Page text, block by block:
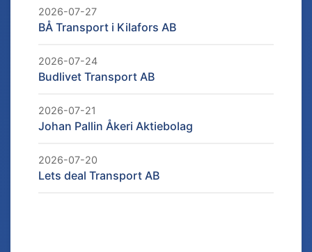
2026-07-27
BÅ Transport i Kilafors AB
2026-07-24
Budlivet Transport AB
2026-07-21
Johan Pallin Åkeri Aktiebolag
2026-07-20
Lets deal Transport AB